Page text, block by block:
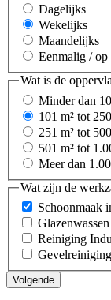
Dagelijks
Wekelijks
Maandelijks
Eenmalig / op
Wat is de
Minder dan
101 m² tot
251 m² tot
501 m² tot
Meer dan
Wat zijn de
Schoonmaak
Glazenwassen
Reiniging
Gevelreiniging